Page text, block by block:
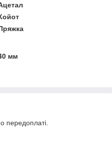
мм
передоплаті.